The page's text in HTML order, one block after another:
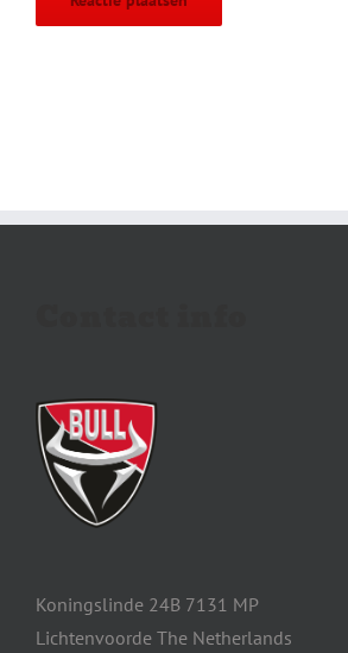
Koningslinde 24B 7131 MP
Lichtenvoorde The Netherlands